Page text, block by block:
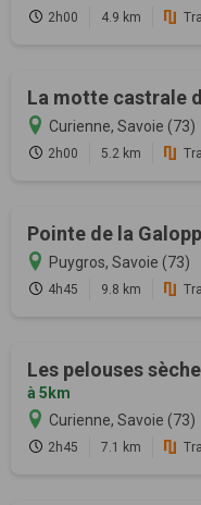
2h00 4.9 km
La motte castrale
Curienne, Savoie (73)
2h00 5.2 km
Pointe de la
Puygros, Savoie (73)
4h45 9.8 km
Les pelouses
à 5km
Curienne, Savoie (73)
2h45 7.1 km